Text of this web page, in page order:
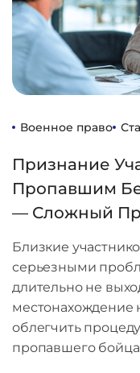
Военное право
Признание
Пропавшим
— Сложный
Близкие
серьезными
длительно не
местонахождение
облегчить
пропавшего